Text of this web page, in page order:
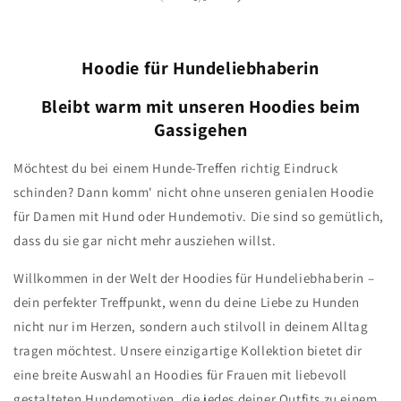
Hoodie für Hundeliebhaberin
Bleibt warm mit unseren Hoodies beim
Gassigehen
Möchtest du bei einem Hunde-Treffen richtig Eindruck
schinden? Dann komm' nicht ohne unseren genialen Hoodie
für Damen mit Hund oder Hundemotiv. Die sind so gemütlich,
dass du sie gar nicht mehr ausziehen willst.
Willkommen in der Welt der Hoodies für Hundeliebhaberin –
dein perfekter Treffpunkt, wenn du deine Liebe zu Hunden
nicht nur im Herzen, sondern auch stilvoll in deinem Alltag
tragen möchtest. Unsere einzigartige Kollektion bietet dir
eine breite Auswahl an Hoodies für Frauen mit liebevoll